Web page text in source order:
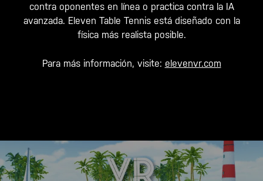
contra oponentes en línea o practica contra la IA
avanzada. Eleven Table Tennis está diseñado con la
física más realista posible.
Para más información, visite: elevenvr.com